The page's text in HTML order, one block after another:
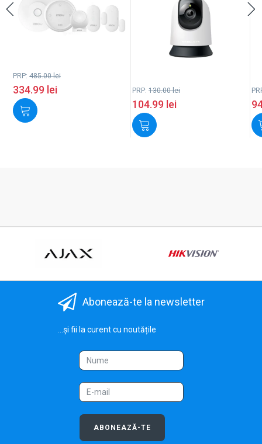
PRP: 485.00lei
334.99 lei PRP: 130.00lei
104.99 lei
Abonează-te la newsletter
...și fii la curent cu noutățile
ABONEAZĂ-TE